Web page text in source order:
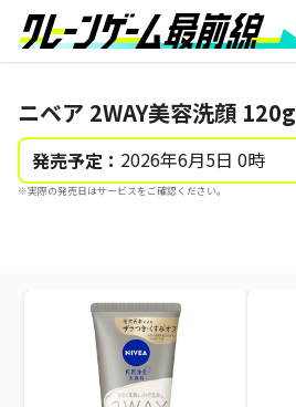
ニベア 2WAY美容洗顔 120g
発売予定： 2026年6月5日 0時
※実際の発売日はサービスをご確認ください。